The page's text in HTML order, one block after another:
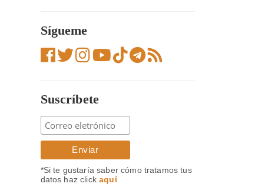
Sígueme
Suscríbete
*Si te gustaría saber cómo tratamos tus
datos haz clickaquí